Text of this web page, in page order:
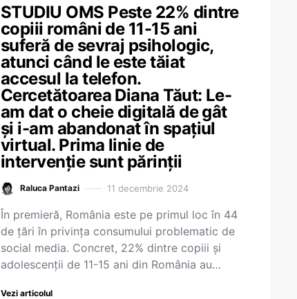
STUDIU OMS Peste 22% dintre
copiii români de 11-15 ani
suferă de sevraj psihologic,
atunci când le este tăiat
accesul la telefon.
Cercetătoarea Diana Tăut: Le-
am dat o cheie digitală de gât
și i-am abandonat în spațiul
virtual. Prima linie de
intervenție sunt părinții
Raluca Pantazi 11 decembrie 2024
În premieră, România este pe primul loc în 44
de țări în privința consumului problematic de
social media. Concret, 22% dintre copiii și
adolescenții de 11-15 ani din România au…
Vezi articolul